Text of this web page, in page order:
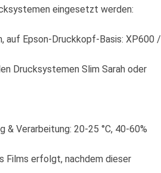
eingesetzt werden:
auf Epson-Druckkopf-Basis: XP600 /
Drucksystemen Slim Sarah oder
& Verarbeitung: 20-25 °C, 40-60%
Films erfolgt, nachdem dieser